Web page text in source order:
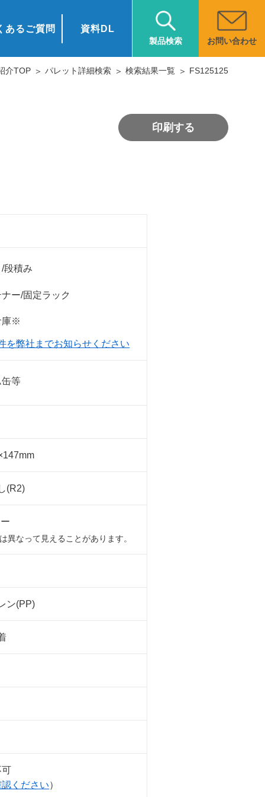
あるご質問 資料DL
製品検索 お問い合わせ
介TOP パレット詳細検索 検索結果一覧 FS125125
印刷する
段積み
ー/固定ラック
庫※
を弊社までお知らせください
缶等
(R2)
異なって見えることがあります。
ン(PP)
可
認ください）